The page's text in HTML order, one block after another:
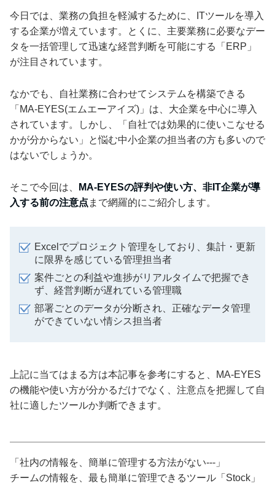
今日では、業務の負担を軽減するために、ITツールを導入
する企業が増えています。とくに、主要業務に必要なデー
タを一括管理して迅速な経営判断を可能にする「ERP」
が注目されています。
なかでも、自社業務に合わせてシステムを構築できる
「MA-EYES(エムエーアイズ)」は、大企業を中心に導入
されています。しかし、「自社では効果的に使いこなせる
かが分からない」と悩む中小企業の担当者の方も多いので
はないでしょうか。
そこで今回は、
MA-EYESの評判や使い方、非IT企業が導
入する前の注意点 まで網羅的にご紹介します。
Excelでプロジェクト管理をしており、集計・更新
に限界を感じている管理担当者
案件ごとの利益や進捗がリアルタイムで把握でき
ず、経営判断が遅れている管理職
部署ごとのデータが分断され、正確なデータ管理
ができていない情シス担当者
上記に当てはまる方は本記事を参考にすると、MA-EYES
の機能や使い方が分かるだけでなく、注意点を把握して自
社に適したツールか判断できます。
「社内の情報を、簡単に管理する方法がない---」
チームの情報を、最も簡単に管理できるツール「Stock」